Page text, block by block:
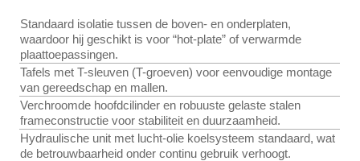
Standaard isolatie tussen de boven- en onderplaten,
waardoor hij geschikt is voor “hot-plate” of verwarmde
plaattoepassingen.
Tafels met T-sleuven (T-groeven) voor eenvoudige montage
van gereedschap en mallen.
Verchroomde hoofdcilinder en robuuste gelaste stalen
frameconstructie voor stabiliteit en duurzaamheid.
Hydraulische unit met lucht-olie koelsysteem standaard, wat
de betrouwbaarheid onder continu gebruik verhoogt.